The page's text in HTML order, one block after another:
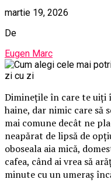
martie 19, 2026
De
Eugen Marc
Diminețile în care te uiți
haine, dar nimic care
mai comune decât ne
neapărat de lipsă de
oboseala aia mică,
cafea, când ai vrea să
minute cu un umeraș